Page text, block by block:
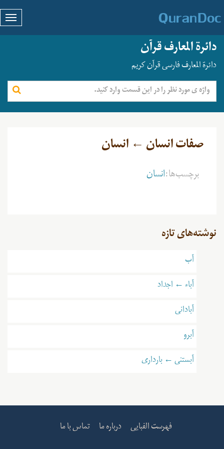
دائرة المعارف قرآن
دائرة المعارف فارسی قرآن کریم
صفات انسان ← انسان
برچسب‌ها:انسان
نوشته‌های تازه
آب
آباء ← اجداد
آبادانی
آبرو
آبستنی ← بارداری
فهرست الفبایی درباره ما تماس با ما